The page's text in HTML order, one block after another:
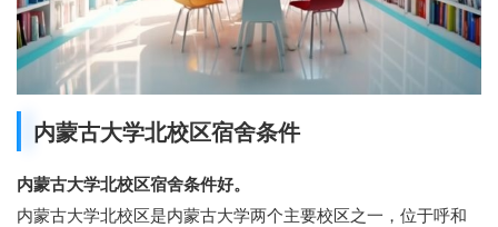
内蒙古大学北校区宿舍条件
内蒙古大学北校区宿舍条件好。
内蒙古大学北校区是内蒙古大学两个主要校区之一，位于呼和